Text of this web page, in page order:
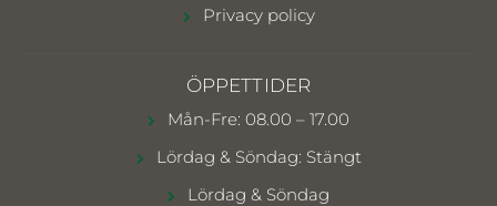
Privacy policy
ÖPPETTIDER
Mån-Fre: 08.00 – 17.00
Lördag & Söndag: Stängt
Lördag & Söndag